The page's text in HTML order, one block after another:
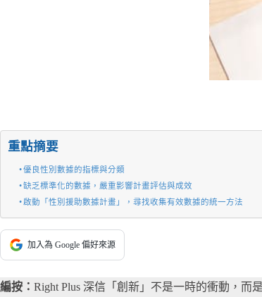
重點摘要
優良性別數據的指標與分類
缺乏標準化的數據，嚴重影響計畫評估與成效
啟動「性別援助數據計畫」，尋找收集有效數據的統一方法
加入為 Google 偏好來源
編按： Right Plus 深信「創新」不是一時的衝動，